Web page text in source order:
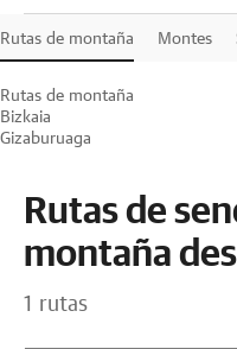
Rutas de montaña Montes
Rutas de montaña
Bizkaia
Gizaburuaga
Rutas de
montaña
1 rutas